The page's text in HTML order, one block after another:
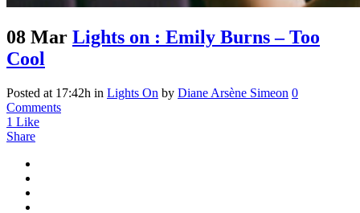
08 Mar Lights on : Emily Burns – Too
Cool
Posted at 17:42h in Lights On by Diane Arsène Simeon 0
Comments
1 Like
Share